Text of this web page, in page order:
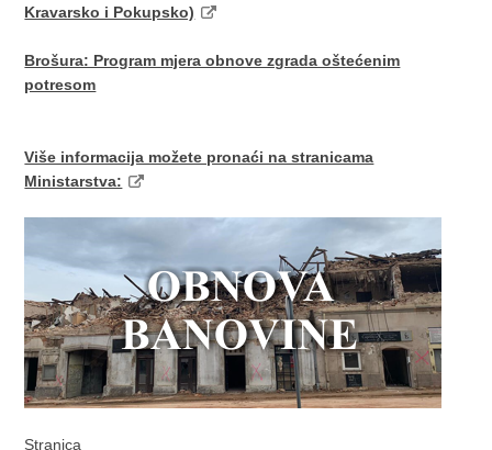
Kravarsko i Pokupsko)
Brošura: Program mjera obnove zgrada oštećenim
potresom
Više informacija možete pronaći na stranicama
Ministarstva:
Stranica